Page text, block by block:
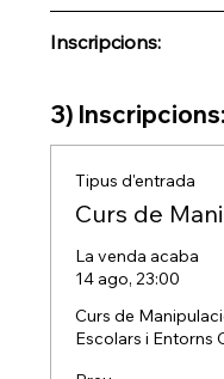
Inscripcions:
3) Inscripcions:
Tipus d'entrada
Curs de
La venda acaba
14 ago, 23:00
Curs de
Escolars i Entorns